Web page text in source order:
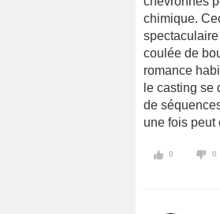
chimique.
coulée de
romance
le casting se
de
une fois peut
0 0